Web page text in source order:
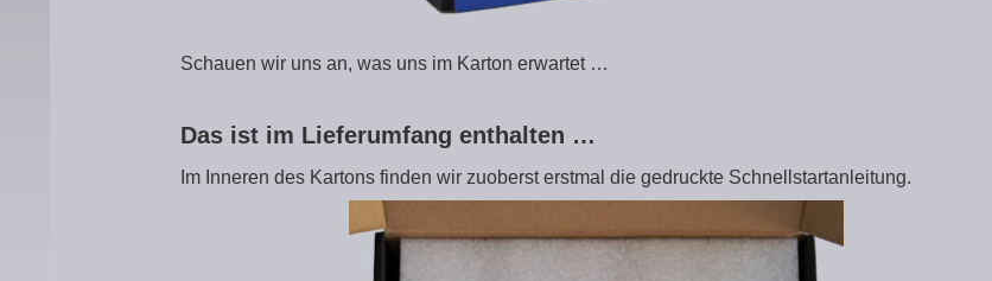
Schauen wir uns an, was uns im Karton erwartet …
Das ist im Lieferumfang enthalten …
Im Inneren des Kartons finden wir zuoberst erstmal die gedruckte Schnellstartanleitung.